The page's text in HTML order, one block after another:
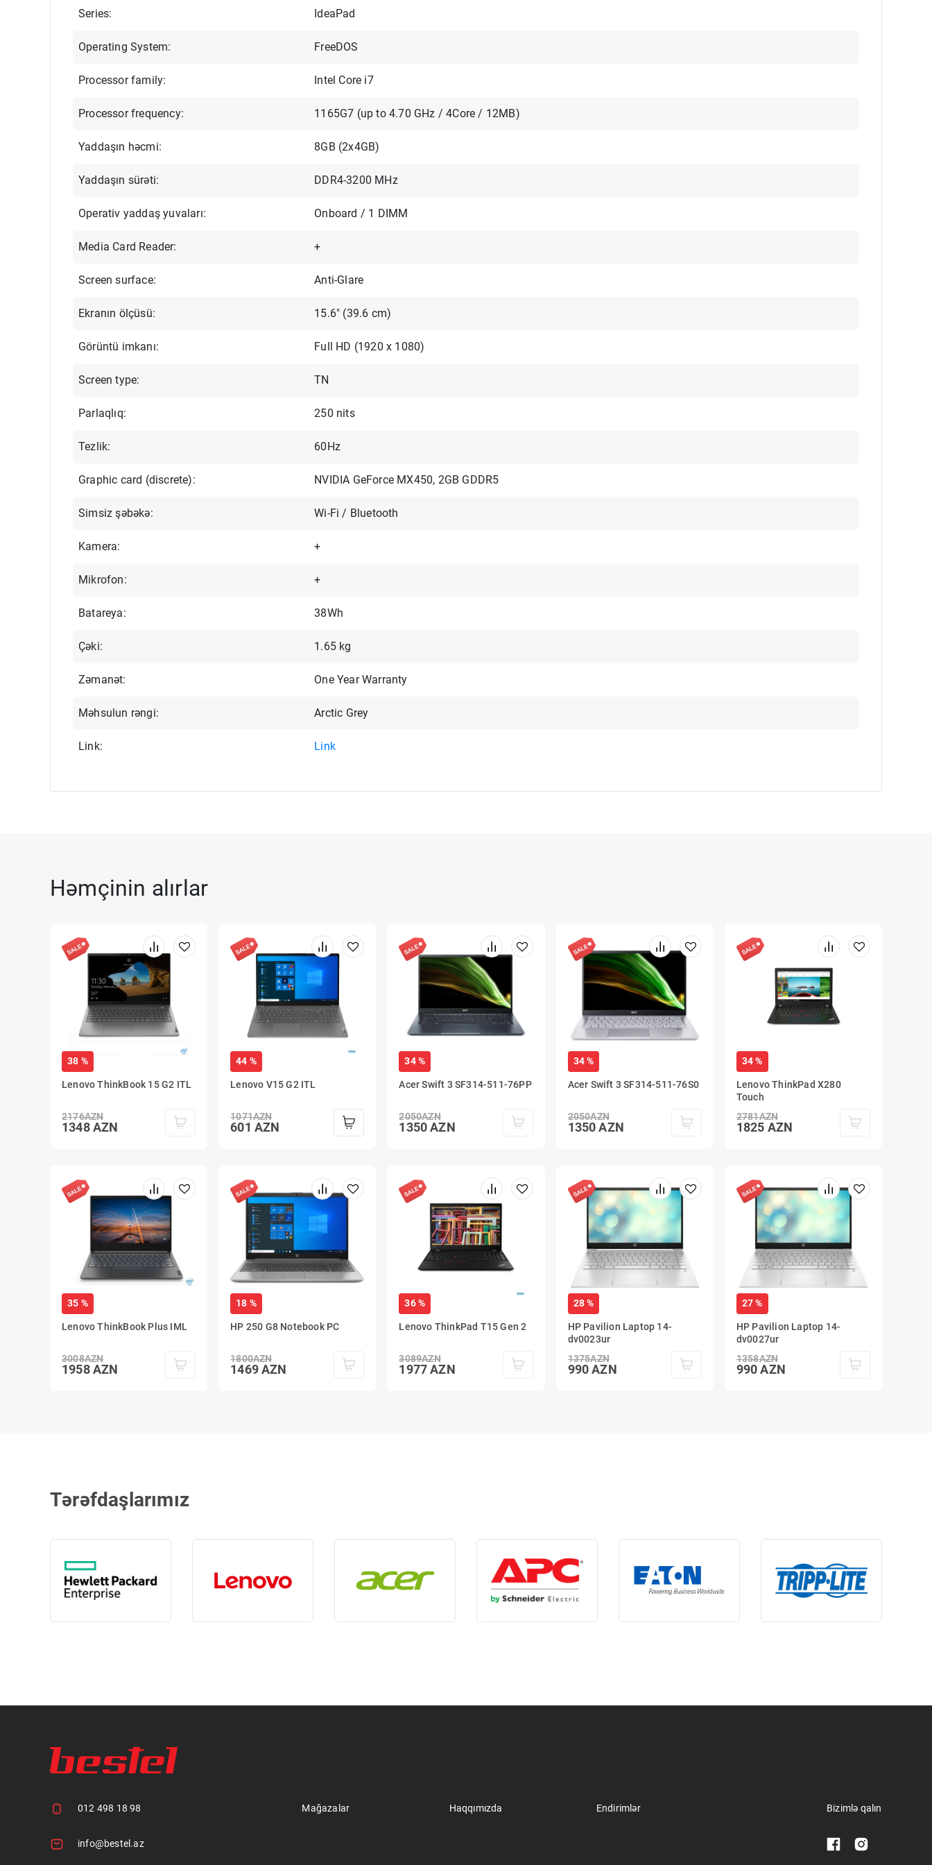
Series: IdeaPad
Operating System: FreeDOS
Processor family: Intel Core i7
Processor frequency: 1165G7 (up to 4.70 GHz / 4Core / 12MB)
Yaddaşın həcmi: 8GB (2x4GB)
Yaddaşın sürəti: DDR4-3200 MHz
Operativ yaddaş yuvaları: Onboard / 1 DIMM
Media Card Reader: +
Screen surface: Anti-Glare
Ekranın ölçüsü: 15.6" (39.6 cm)
Görüntü imkanı: Full HD (1920 x 1080)
Screen type: TN
Parlaqlıq: 250 nits
Tezlik: 60Hz
Graphic card (discrete): NVIDIA GeForce MX450, 2GB GDDR5
Simsiz şəbəkə: Wi-Fi / Bluetooth
Kamera: +
Mikrofon: +
Batareya: 38Wh
Çəki: 1.65 kg
Zəmanət: One Year Warranty
Məhsulun rəngi: Arctic Grey
Link: Link
Həmçinin alırlar
38 %
Lenovo ThinkBook 15 G2 ITL
2176AZN
1348AZN
44 %
Lenovo V15 G2 ITL
1071AZN
601 AZN
34 %
Acer Swift 3 SF314-511-76PP
2050AZN
1350AZN
34 %
Acer Swift 3 SF314-511-76S0
2050AZN
1350 AZN
34 %
Lenovo ThinkPad X280
Touch
2781AZN
1825 AZN
35 %
Lenovo ThinkBook Plus IML
3008AZN
1958AZN
18 %
HP 250 G8 Notebook PC
1800AZN
1469AZN
36 %
Lenovo ThinkPad T15 Gen 2
3089AZN
1977AZN
28 %
HP Pavilion Laptop 14-
dv0023ur
1375AZN
990AZN
27 %
HP Pavilion Laptop 14-
dv0027ur
1358AZN
990 AZN
Tərəfdaşlarımız
012 498 18 98
info@bestel.az
Mağazalar Haqqımızda Endirimlər Bizimlə qalın